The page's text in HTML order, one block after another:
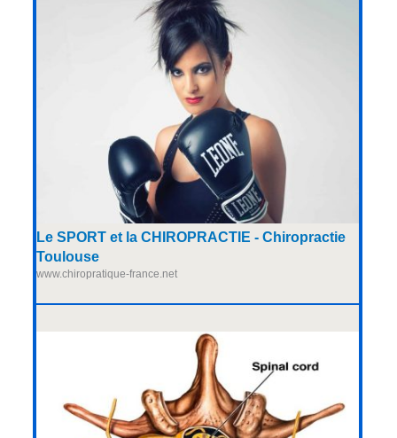
Le SPORT et la CHIROPRACTIE - Chiropractie
Toulouse
www.chiropratique-france.net